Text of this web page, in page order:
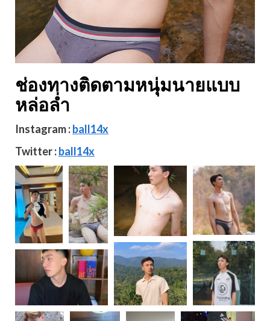
ช่องทางติดตามหนุ่มนายแบบ
หล่อล่ำ
Instagram :ball14x
Twitter :ball14x